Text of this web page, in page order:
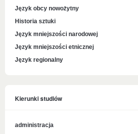
Język obcy nowożytny
Historia sztuki
Język mniejszości narodowej
Język mniejszości etnicznej
Język regionalny
Kierunki studiów
administracja